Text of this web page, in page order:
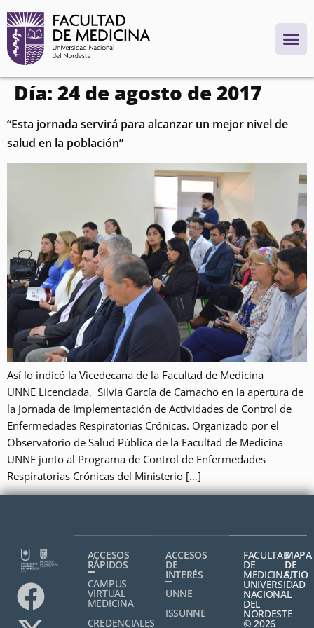
contenido
Día: 24 de agosto de 2017
“Esta jornada servirá para alcanzar un mejor nivel de
salud en la población”
Así lo indicó la Vicedecana de la Facultad de Medicina
UNNE Licenciada, Silvia García de Camacho en la apertura de
la Jornada de Implementación de Actividades de Control de
Enfermedades Respiratorias Crónicas. Organizado por el
Observatorio de Salud Pública de la Facultad de Medicina
UNNE junto al Programa de Control de Enfermedades
Respiratorias Crónicas del Ministerio […]
ACCESOS
RÁPIDOS
CAMPUS
VIRTUAL
MEDICINA
CREDENCIALES
ACCESOS
DE
INTERÉS
UNNE
ISSUNNE
FACULTAD
DE
MEDICINA,
UNIVERSIDAD
NACIONAL
DEL
NORDESTE
© 2026
MAPA
DE
SITIO